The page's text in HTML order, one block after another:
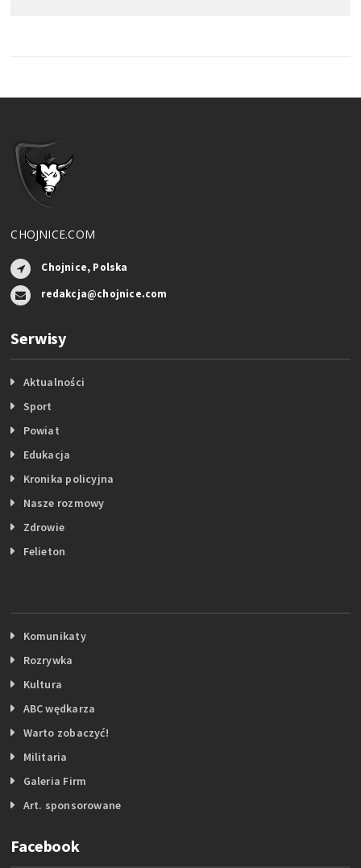
CHOJNICE.COM
Chojnice, Polska
redakcja@chojnice.com
Serwisy
Aktualności
Sport
Powiat
Edukacja
Kronika policyjna
Nasze rozmowy
Zdrowie
Felieton
Komunikaty
Rozrywka
Kultura
ABC wędkarza
Warto zobaczyć!
Militaria
Galeria Firm
Art. sponsorowane
Facebook